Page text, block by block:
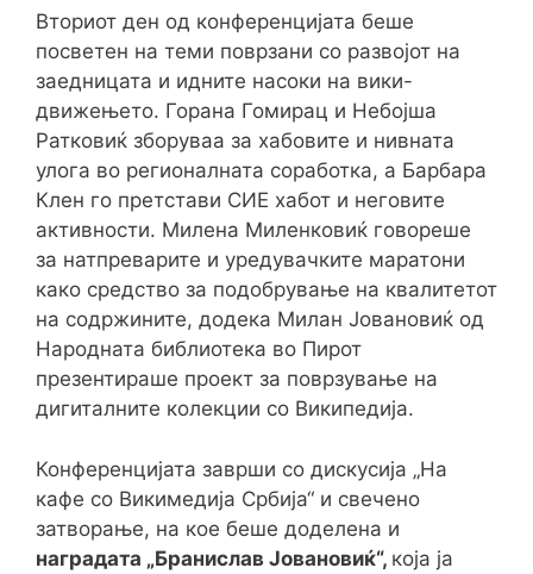
Вториот ден од конференцијата беше
посветен на теми поврзани со развојот на
заедницата и идните насоки на вики-
движењето. Горана Гомирац и Небојша
Ратковиќ зборуваа за хабовите и нивната
улога во регионалната соработка, а Барбара
Клен го претстави СИЕ хабот и неговите
активности. Милена Миленковиќ говореше
за натпреварите и уредувачките маратони
како средство за подобрување на квалитетот
на содржините, додека Милан Јовановиќ од
Народната библиотека во Пирот
презентираше проект за поврзување на
дигиталните колекции со Википедија.
Конференцијата заврши со дискусија „На
кафе со Викимедија Србија“ и свечено
затворање, на кое беше доделена и
наградата „Бранислав Јовановиќ“, која ја